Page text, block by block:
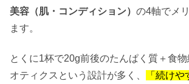
美容（肌・コンディション） の4軸でメ
ます。
とくに1杯で20g前後のたんぱく質＋食
オティクスという設計が多く、
「続け